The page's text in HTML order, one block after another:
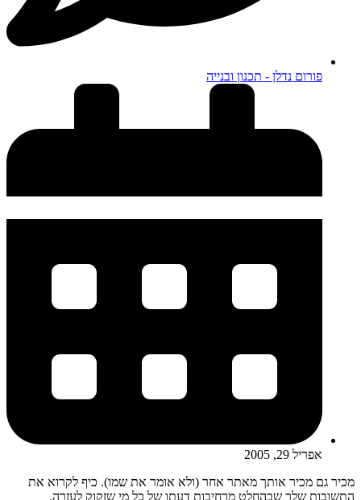
פורום נדלן - תכנון ובנייה
אפריל 29, 2005
מכיר גם מכיר אותך מאתר אחר (ולא אומר את שמו). כיף לקרוא את
התשובות שלך שבהחלט מרחיבות דעתו של כל מי שזקוק לעזרה.